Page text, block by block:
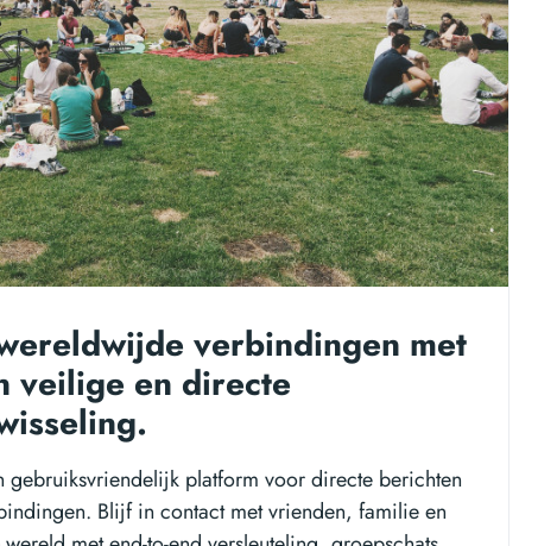
verbindingen met
veilige en directe
gebruiksvriendelijk platform voor directe berichten
Blijf in contact met vrienden, familie en